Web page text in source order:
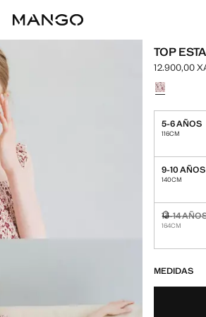
TOP
Precio
12.900,00
Selecciona
5-6 AÑOS
116CM
9-10 AÑOS
140CM
13-14
164CM
No
MEDIDAS